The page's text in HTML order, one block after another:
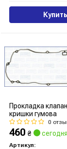
Купить
Прокладка
кришки гумова
0
460 ₴ сегодня
Артикул: